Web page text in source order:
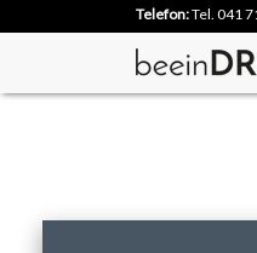
Telefon:Tel. 041
FÃ¼r einen